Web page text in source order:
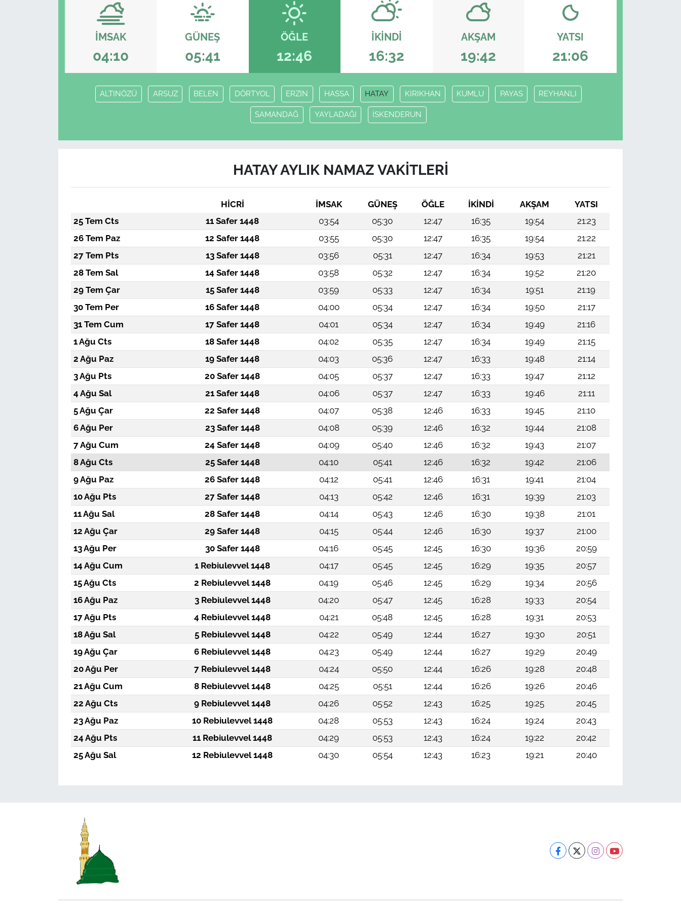
İMSAK
04:10
GÜNEŞ
05:41
ÖĞLE
12:46
İKINDI
16:32
AKŞAM
19:42
YATSI
21:06
ALTINÖZÜ ARSUZ BELEN DÖRTYOL ERZİN HASSA HATAY KIRIKHAN KUMLU PAYAS REYHANLI
SAMANDAĞ YAYLADAĞI İSKENDERUN
HATAY AYLIK NAMAZ VAKITLERI
HİCRİ İMSAK GÜNEŞ ÖĞLE İKINDI AKŞAM
YATSI
25 Tem Cts
11 Safer 1448 03:54 05:30 12:47 16:35 19:54
21:23
26 Tem Paz
12 Safer 1448 03:55 05:30 12:47 16:35 19:54
21:22
27 Tem Pts
13 Safer 1448 03:56 05:31 12:47 16:34 19:53
21:21
28 Tem Sal
14 Safer 1448 03:58 05:32 12:47 16:34 19:52
21:20
29 Tem Çar
15 Safer 1448 03:59 05:33 12:47 16:34 19:51
21:19
30 Tem Per
16 Safer 1448 04:00 05:34 12:47 16:34 19:50
21:17
31 Tem Cum
17 Safer 1448 04:01 05:34 12:47 16:34 19:49
21:16
1 Ağu Cts
18 Safer 1448 04:02 05:35 12:47 16:34 19:49
21:15
2 Ağu Paz
19 Safer 1448 04:03 05:36 12:47 16:33 19:48
21:14
3 Ağu Pts
20 Safer 1448 04:05 05:37 12:47 16:33 19:47
21:12
4 Ağu Sal
21 Safer 1448 04:06 05:37 12:47 16:33 19:46
21:11
5 Ağu Çar
22 Safer 1448 04:07 05:38 12:46 16:33 19:45
21:10
6 Ağu Per
23 Safer 1448 04:08 05:39 12:46 16:32 19:44
21:08
7 Ağu Cum
24 Safer 1448 04:09 05:40 12:46 16:32 19:43
21:07
8 Ağu Cts
25 Safer 1448 04:10 05:41 12:46 16:32 19:42
21:06
9 Ağu Paz
26 Safer 1448 04:12 05:41 12:46 16:31 19:41
21:04
10 Ağu Pts
27 Safer 1448 04:13 05:42 12:46 16:31 19:39
21:03
11 Ağu Sal
28 Safer 1448 04:14 05:43 12:46 16:30 19:38
21:01
12 Ağu Çar
29 Safer 1448 04:15 05:44 12:46 16:30 19:37
21:00
13 Ağu Per
30 Safer 1448 04:16 05:45 12:45 16:30 19:36
20:59
14 Ağu Cum
1 Rebiulevvel 1448 04:17 05:45 12:45 16:29 19:35
20:57
15 Ağu Cts
2 Rebiulevvel 1448 04:19 05:46 12:45 16:29 19:34
20:56
16 Ağu Paz
3 Rebiulevvel 1448 04:20 05:47 12:45 16:28 19:33
20:54
17 Ağu Pts
4 Rebiulevvel 1448 04:21 05:48 12:45 16:28 19:31
20:53
18 Ağu Sal
5 Rebiulevvel 1448 04:22 05:49 12:44 16:27 19:30
20:51
19 Ağu Çar
6 Rebiulevvel 1448 04:23 05:49 12:44 16:27 19:29
20:49
20 Ağu Per
7 Rebiulevvel 1448 04:24 05:50 12:44 16:26 19:28
20:48
21 Ağu Cum
8 Rebiulevvel 1448 04:25 05:51 12:44 16:26 19:26
20:46
22 Ağu Cts
9 Rebiulevvel 1448 04:26 05:52 12:43 16:25 19:25
20:45
23 Ağu Paz
10 Rebiulevvel 1448 04:28 05:53 12:43 16:24 19:24
20:43
24 Ağu Pts
11 Rebiulevvel 1448 04:29 05:53 12:43 16:24 19:22
20:42
25 Ağu Sal
12 Rebiulevvel 1448 04:30 05:54 12:43 16:23 19:21 20:40